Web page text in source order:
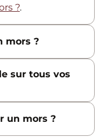
?.
mors ?
sur tous vos
un mors ?